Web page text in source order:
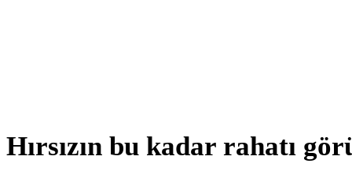
Hırsızın bu kadar rahatı